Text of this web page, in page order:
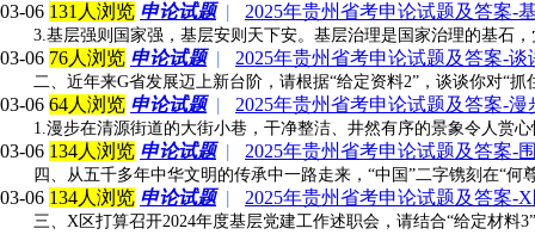
03-06 131人浏览 申论试题| 2025年贵州省考申论试题及答案-
3.基层强则国家强，基层安则天下安。基层治理是国家治理的基石
03-06 76人浏览 申论试题| 2025年贵州省考申论试题及答案-
二、近年来G省发展迈上新台阶，请根据“给定资料2”，谈谈你对“抓
03-06 64人浏览 申论试题| 2025年贵州省考申论试题及答案-漫
1.漫步在清源街道的大街小巷，干净整洁、井然有序的景象令人赏
03-06 134人浏览 申论试题| 2025年贵州省考申论试题及答案-
四、从五千多年中华文明的传承中一路走来，“中国”二字镌刻在“
03-06 134人浏览 申论试题| 2025年贵州省考申论试题及答案-
三、X区打算召开2024年度基层党建工作述职会，请结合“给定材料